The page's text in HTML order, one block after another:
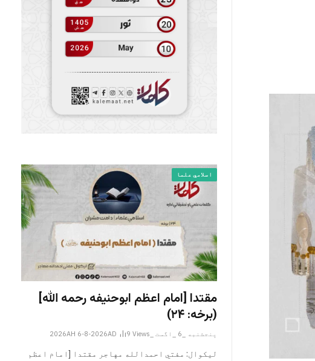
اسلامي علما
مقتدا [امام اعظم ابوحنیفه رحمه الله‎]
(برخه: ۲۴)
پنجشنبه _6 _اگست _2026AH 6-8-2026AD 9 Views
لیکوال: مفتي احمدالله مهاجر مقتدا [امام اعظم